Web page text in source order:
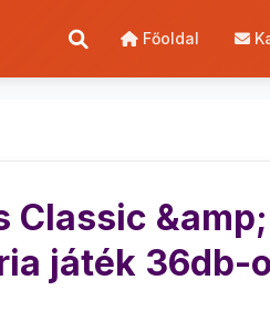
Főoldal
Classic
játék 36db-